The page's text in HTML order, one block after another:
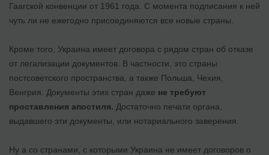
Гаагской конвенции от 1961 года. С момента подписания к ней
чуть ли не ежегодно присоединяются все новые страны.
Кроме того, Украина имеет договора с рядом стран об отказе
от легализации документов. В частности, это страны
постсоветского пространства, а также Польша, Чехия,
Венгрия. Документы этих стран даже не требуют
проставления апостиля. Достаточно печати органа,
выдавшего эти документы, или нотариального заверения.
Ну а со странами, с которыми Украина не имеет договоров о